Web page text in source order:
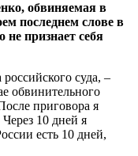
обвиняемая в
последнем слове в
не признает себя
суда, –
обвинительного
приговора я
10 дней я
есть 10 дней,